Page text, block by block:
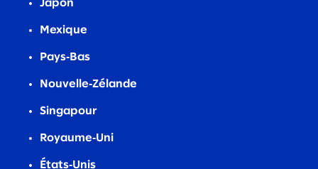
Japon
Mexique
Pays‑Bas
Nouvelle‑Zélande
Singapour
Royaume‑Uni
États‑Unis